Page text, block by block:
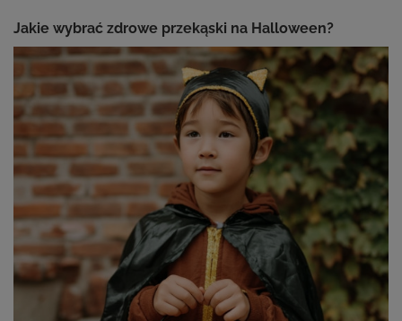
Jakie wybrać zdrowe przekąski na Halloween?